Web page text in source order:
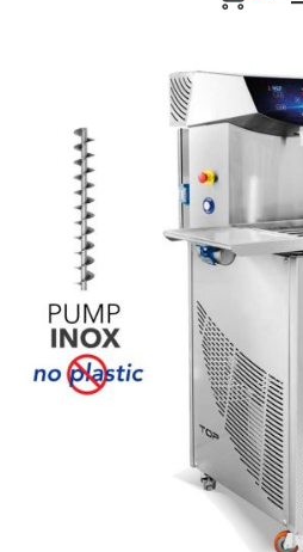
imágenes
imágenes